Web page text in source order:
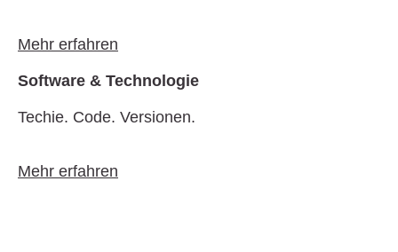
Mehr erfahren
Software & Technologie
Techie. Code. Versionen.
Mehr erfahren